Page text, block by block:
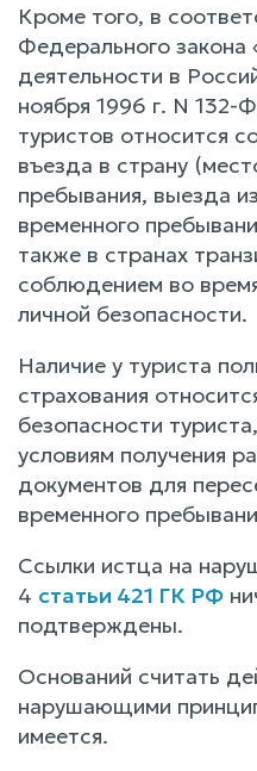
Кроме того, в
Федерального закона
деятельности в
ноября 1996 г. N 132-
туристов относится
въезда в страну
пребывания, выезда
временного
также в странах
соблюдением во
личной безопасности.
Наличие у туриста
страхования
безопасности
условиям получения
документов для
временного
Ссылки истца на
4 статьи 421 ГК РФ
подтверждены.
Оснований считать
нарушающими
имеется.